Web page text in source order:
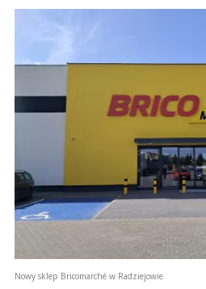
Nowy sklep Bricomarché w Radziejowie